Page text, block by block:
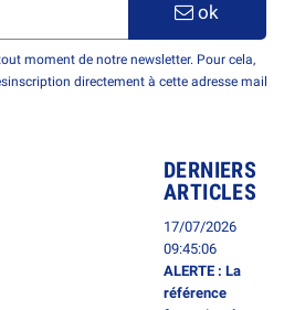
ok
moment de notre newsletter. Pour cela,
directement à cette adresse mail
DERNIERS
ARTICLES
17/07/2026
09:45:06
ALERTE : La
référence